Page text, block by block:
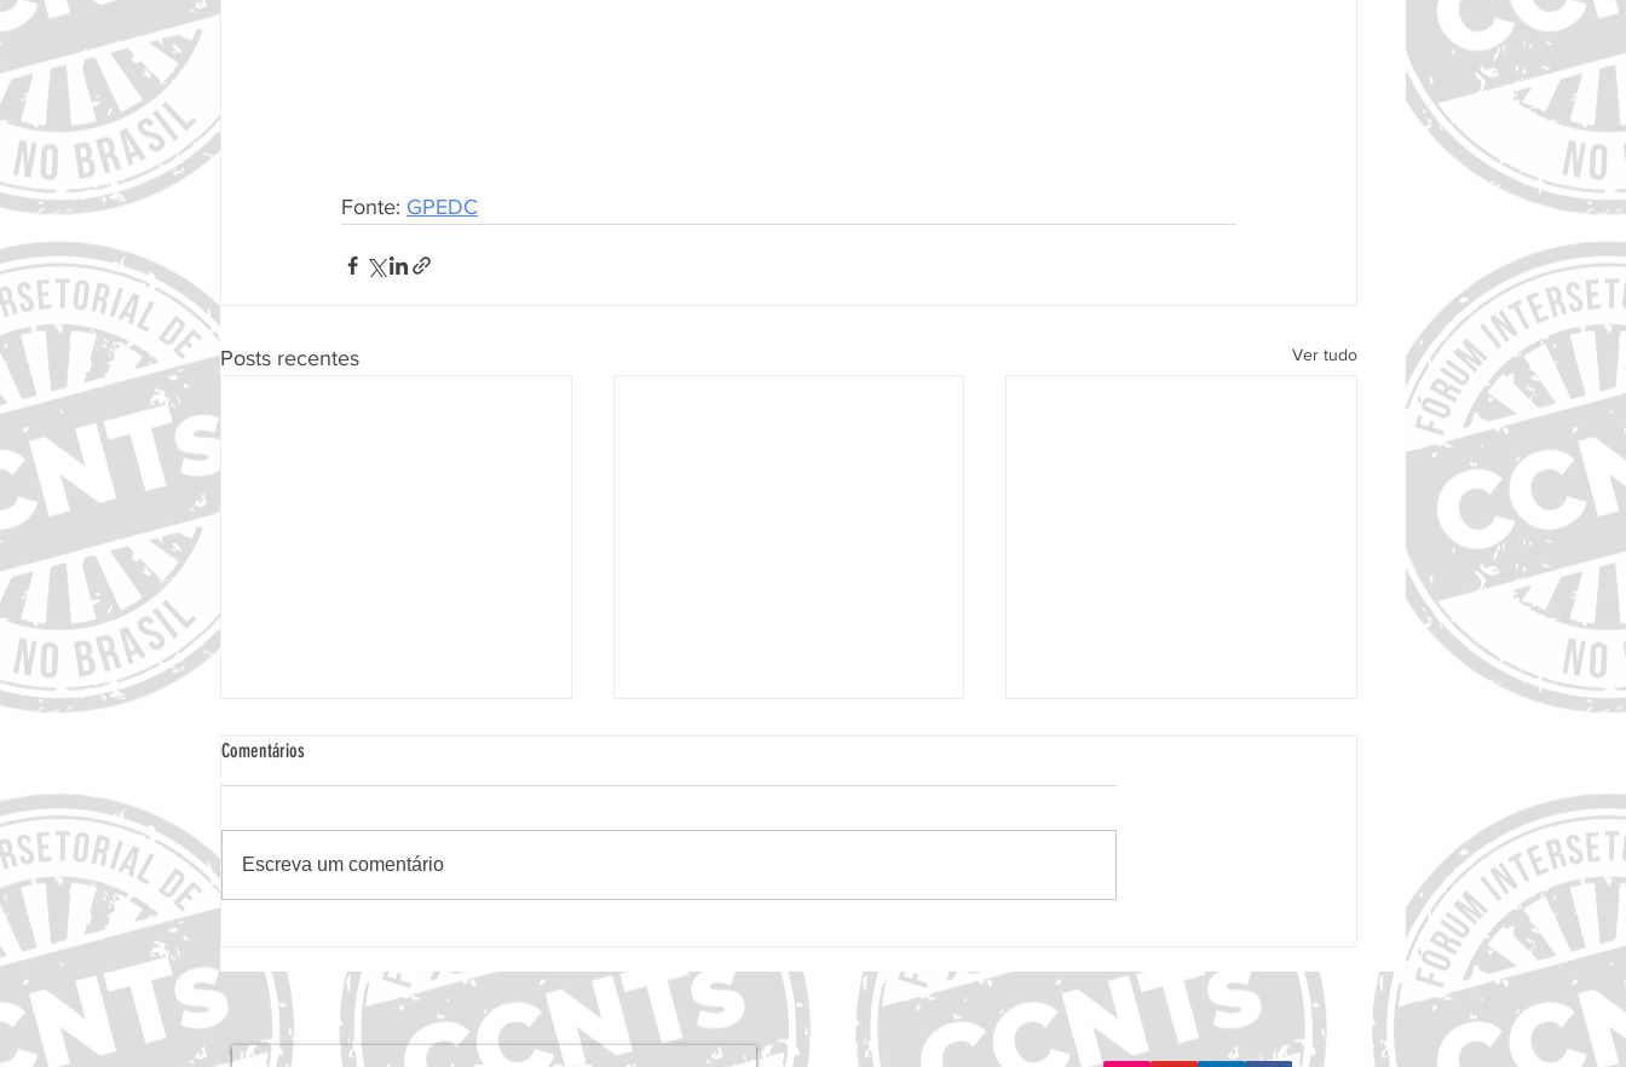
Fonte: GPEDC
Posts recentes Ver tudo
Medicamentos, Diagnósticos e
Dispositivos Médicos para CCNTs
evitados ou adiados
Comentários
Escreva um comentário